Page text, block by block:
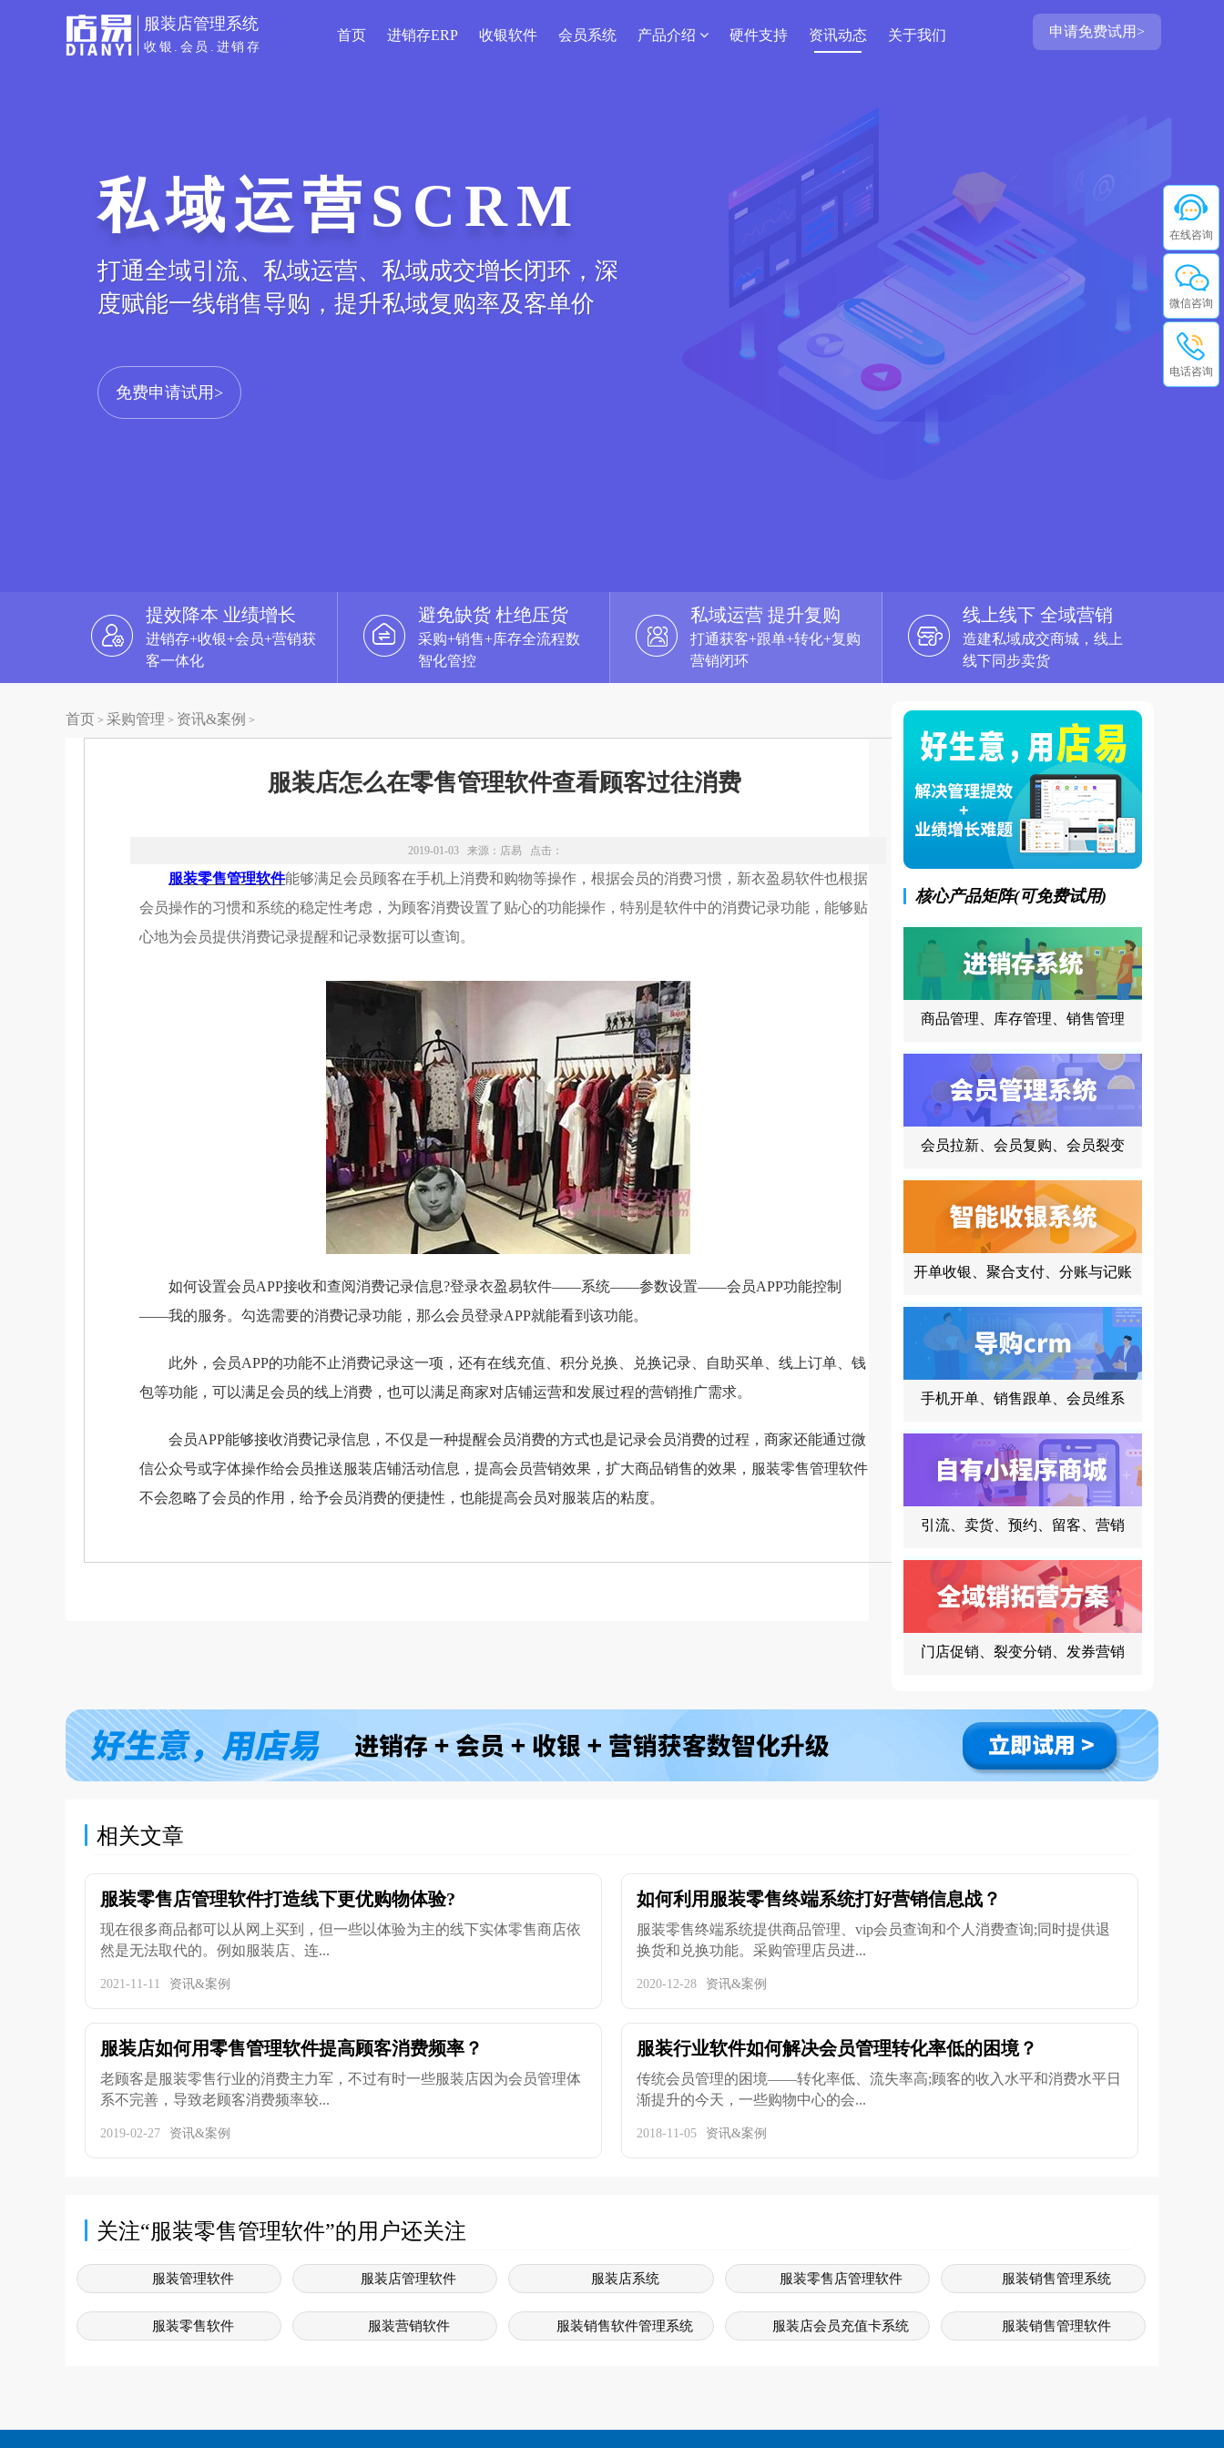
申请免费试用>
服装店管理系统
收银.会员.进销存
首页 进销存ERP 收银软件 会员系统 产品介绍 硬件支持 资讯动态 关于我们
私域运营SCRM
打通全域引流、私域运营、私域成交增长闭环，深
度赋能一线销售导购，提升私域复购率及客单价
免费申请试用>
提效降本 业绩增长
进销存+收银+会员+营销获
客一体化
避免缺货 杜绝压货
采购+销售+库存全流程数
智化管控
私域运营 提升复购
打通获客+跟单+转化+复购
营销闭环
线上线下 全域营销
造建私域成交商城，线上
线下同步卖货
首页 > 采购管理 > 资讯&案例 >
服装店怎么在零售管理软件查看顾客过往消费
2019-01-03 来源： 店易 点击：
服装零售管理软件能够满足会员顾客在手机上消费和购物等操作，根据会员的消费习惯，新衣盈易软件也根据
会员操作的习惯和系统的稳定性考虑，为顾客消费设置了贴心的功能操作，特别是软件中的消费记录功能，能够贴
心地为会员提供消费记录提醒和记录数据可以查询。
如何设置会员APP接收和查阅消费记录信息?登录衣盈易软件——系统——参数设置——会员APP功能控制
——我的服务。勾选需要的消费记录功能，那么会员登录APP就能看到该功能。
此外，会员APP的功能不止消费记录这一项，还有在线充值、积分兑换、兑换记录、自助买单、线上订单、钱
包等功能，可以满足会员的线上消费，也可以满足商家对店铺运营和发展过程的营销推广需求。
会员APP能够接收消费记录信息，不仅是一种提醒会员消费的方式也是记录会员消费的过程，商家还能通过微
信公众号或字体操作给会员推送服装店铺活动信息，提高会员营销效果，扩大商品销售的效果，服装零售管理软件
不会忽略了会员的作用，给予会员消费的便捷性，也能提高会员对服装店的粘度。
核心产品矩阵(可免费试用)
商品管理、库存管理、销售管理
会员拉新、会员复购、会员裂变
开单收银、聚合支付、分账与记账
手机开单、销售跟单、会员维系
引流、卖货、预约、留客、营销
门店促销、裂变分销、发券营销
相关文章
服装零售店管理软件打造线下更优购物体验?
现在很多商品都可以从网上买到，但一些以体验为主的线下实体零售商店依
然是无法取代的。例如服装店、连...
2021-11-11 资讯&案例
如何利用服装零售终端系统打好营销信息战？
服装零售终端系统提供商品管理、vip会员查询和个人消费查询;同时提供退
换货和兑换功能。采购管理店员进...
2020-12-28 资讯&案例
服装店如何用零售管理软件提高顾客消费频率？
老顾客是服装零售行业的消费主力军，不过有时一些服装店因为会员管理体
系不完善，导致老顾客消费频率较...
2019-02-27 资讯&案例
服装行业软件如何解决会员管理转化率低的困境？
传统会员管理的困境——转化率低、流失率高;顾客的收入水平和消费水平日
渐提升的今天，一些购物中心的会...
2018-11-05 资讯&案例
关注“服装零售管理软件”的用户还关注
服装管理软件 服装店管理软件 服装店系统 服装零售店管理软件 服装销售管理系统
服装零售软件 服装营销软件 服装销售软件管理系统 服装店会员充值卡系统 服装销售管理软件
在线咨询
微信咨询
电话咨询